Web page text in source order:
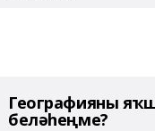
Географияны
беләһеңме?